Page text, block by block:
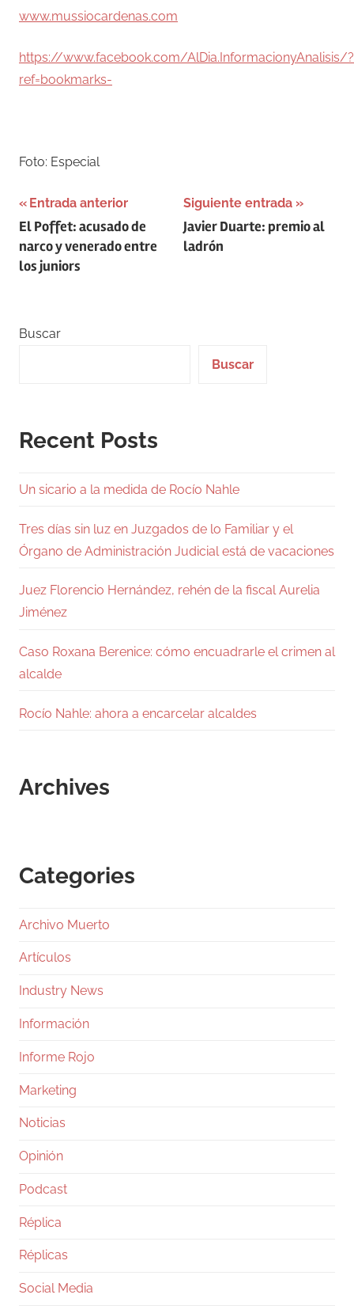
www.mussiocardenas.com
https://www.facebook.com/AlDia.InformacionyAnalisis/?
ref=bookmarks-
Foto: Especial
Navegación
de
entradas
Entrada anterior
El Poffet: acusado de
narco y venerado entre
los juniors
Siguiente entrada
Javier Duarte: premio al
ladrón
Buscar
Buscar
Recent Posts
Un sicario a la medida de Rocío Nahle
Tres días sin luz en Juzgados de lo Familiar y el
Órgano de Administración Judicial está de vacaciones
Juez Florencio Hernández, rehén de la fiscal Aurelia
Jiménez
Caso Roxana Berenice: cómo encuadrarle el crimen al
alcalde
Rocío Nahle: ahora a encarcelar alcaldes
Archives
Categories
Archivo Muerto
Artículos
Industry News
Información
Informe Rojo
Marketing
Noticias
Opinión
Podcast
Réplica
Réplicas
Social Media